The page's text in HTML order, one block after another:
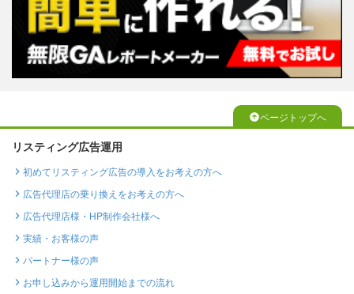
ページトップへ
リスティング広告運用
初めてリスティング広告の導入をお考えの方へ
広告代理店の乗り換えをお考えの方へ
広告代理店様・HP制作会社様へ
実績・お客様の声
パートナー様の声
お申し込みから運用開始までの流れ